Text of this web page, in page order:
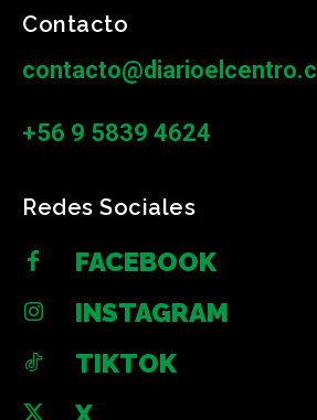
Contacto
contacto@diarioelcentro.cl
+56 9 5839 4624
Redes Sociales
FACEBOOK
INSTAGRAM
TIKTOK
X